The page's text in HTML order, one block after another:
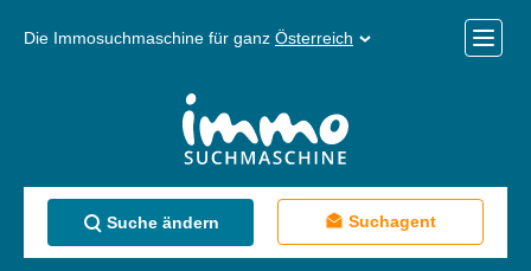
Die Immosuchmaschine für ganz Österreich
Menü
Suche ändern Suchagent